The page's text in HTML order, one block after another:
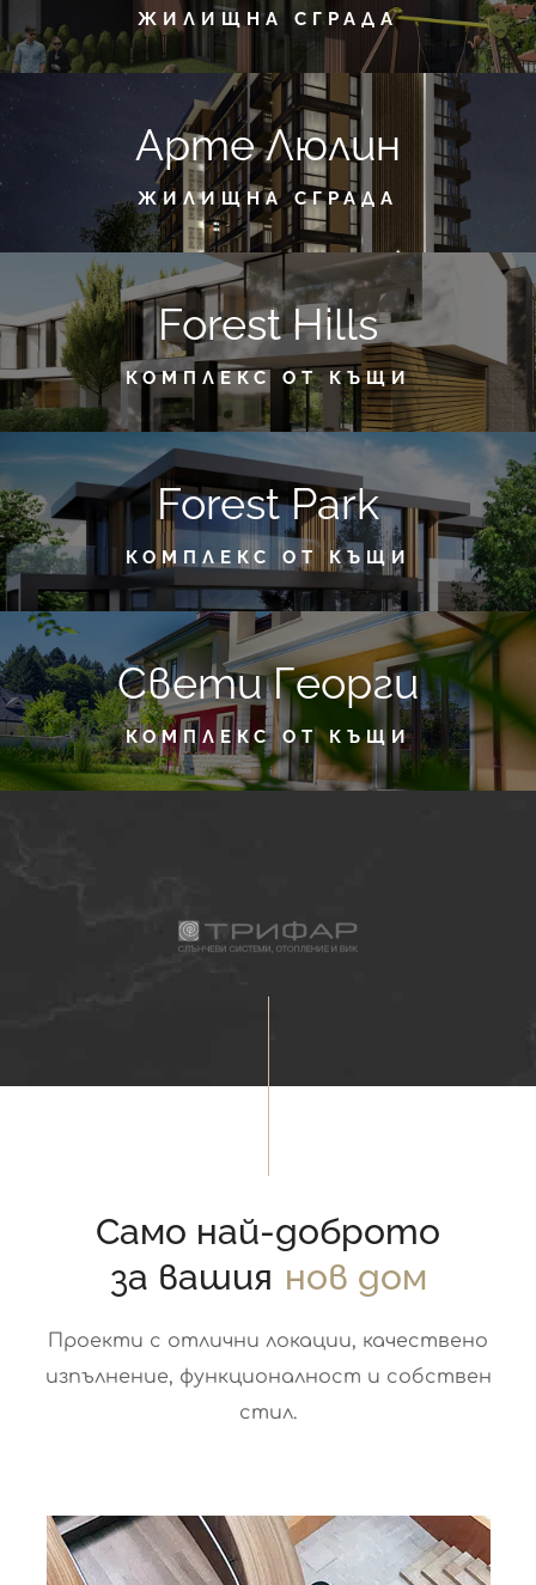
ЖИЛИЩНА СГРАДА
Арте Люлин
ЖИЛИЩНА СГРАДА
Forest Hills
КОМПЛЕКС ОТ КЪЩИ
Forest Park
КОМПЛЕКС ОТ КЪЩИ
Свети Георги
КОМПЛЕКС ОТ КЪЩИ
Само най-доброто
за вашия нов дом
Проекти с отлични локации, качествено
изпълнение, функционалност и собствен
стил.